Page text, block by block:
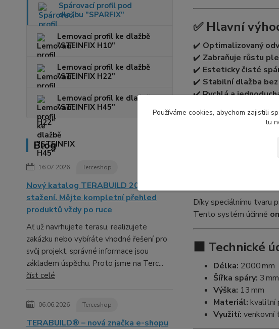
Spárovací profil pod
dlažbu "SPARFIX"
Lemovací profil ke dlažbě
"STEINFIX H10"
Lemovací profil ke dlažbě
"STEINFIX H22"
Lemovací profil ke dlažbě
"STEINFIX H45"
Blog
16.07.2026 Terceshop
Nový katalog TERABUILD 2026 je ke
stažení. Mějte kompletní přehled
produktů vždy po ruce
Ať už navrhujete terasu, realizujete
zakázku nebo vybíráte vhodné řešení pro
svůj projekt, správné informace jsou
základem úspěchu. Proto jsme na Terc...
číst celé
06.06.2026 Terceshop
TERABUILD® – nová značka e-shopu
✅ Hlavní
✔️ Optimalizovaný
✔️ Zabraňuje růstu
✔️ Esteticky čisté
✔️ Stabilní dlažba
✔️Rychlá a
🟧 Popis
Díky speciálnímu tvaru
Tento systém účinně
🟧 Technické
Délka: 2000 mm
Šířka spáry: 3
Výška: 13 mm
Materiál: kvalitní
Využití: venkovní
Používáme cookies, abychom zajistili
tu